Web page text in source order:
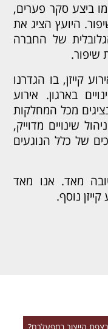
ביצע סקר פערים,
היועץ הציג את
של החברה
שיפור.
קייזן, בו הגדרנו
בארגון. אירוע
מכל המחלקות
שינויים מדוייק,
של כלל הנוגעים
מאד. אנו מאד